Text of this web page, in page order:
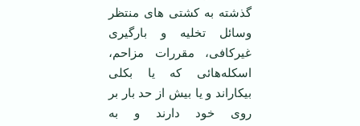
گذشته به کشتی های منتظر
وسائل تخليه و بارگيری
غيرکافی، مقررات مزاحم،
اسکله‌هائی که يا بکلی
بيکاراند و يا بيش از حد بار بر
روی خود دارند و به